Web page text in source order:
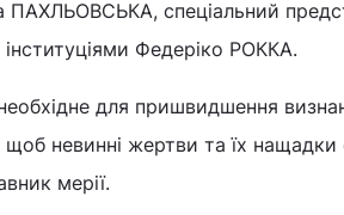
ПАХЛЬОВСЬКА, спеціальний
Федеріко РОККА.
для пришвидшення
невинні жертви та їх
мерії.